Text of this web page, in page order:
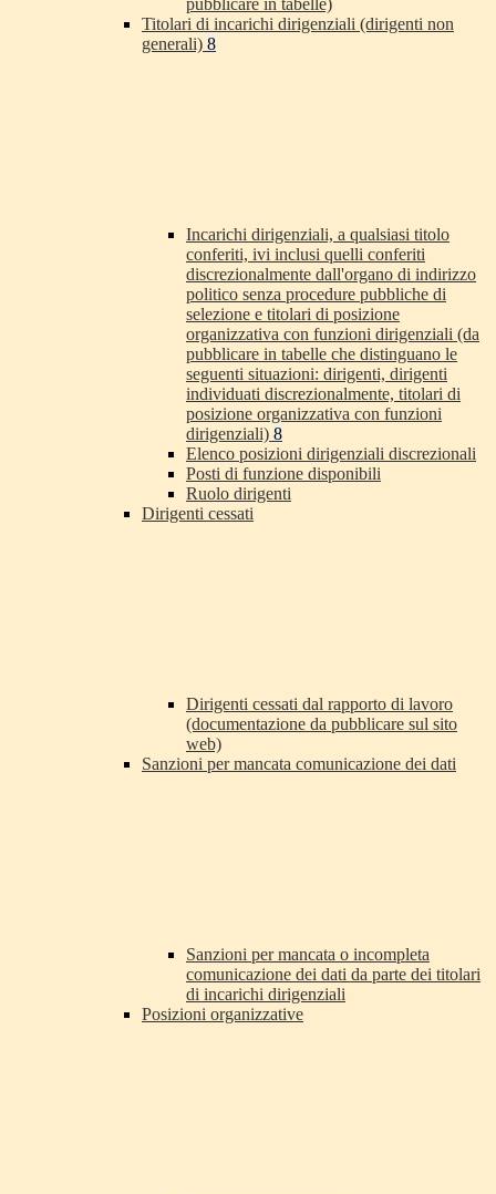
pubblicare in tabelle)
Titolari di incarichi dirigenziali (dirigenti non
generali) 8
Incarichi dirigenziali, a qualsiasi titolo
conferiti, ivi inclusi quelli conferiti
discrezionalmente dall'organo di indirizzo
politico senza procedure pubbliche di
selezione e titolari di posizione
organizzativa con funzioni dirigenziali (da
pubblicare in tabelle che distinguano le
seguenti situazioni: dirigenti, dirigenti
individuati discrezionalmente, titolari di
posizione organizzativa con funzioni
dirigenziali) 8
Elenco posizioni dirigenziali discrezionali
Posti di funzione disponibili
Ruolo dirigenti
Dirigenti cessati
Dirigenti cessati dal rapporto di lavoro
(documentazione da pubblicare sul sito
web)
Sanzioni per mancata comunicazione dei dati
Sanzioni per mancata o incompleta
comunicazione dei dati da parte dei titolari
di incarichi dirigenziali
Posizioni organizzative